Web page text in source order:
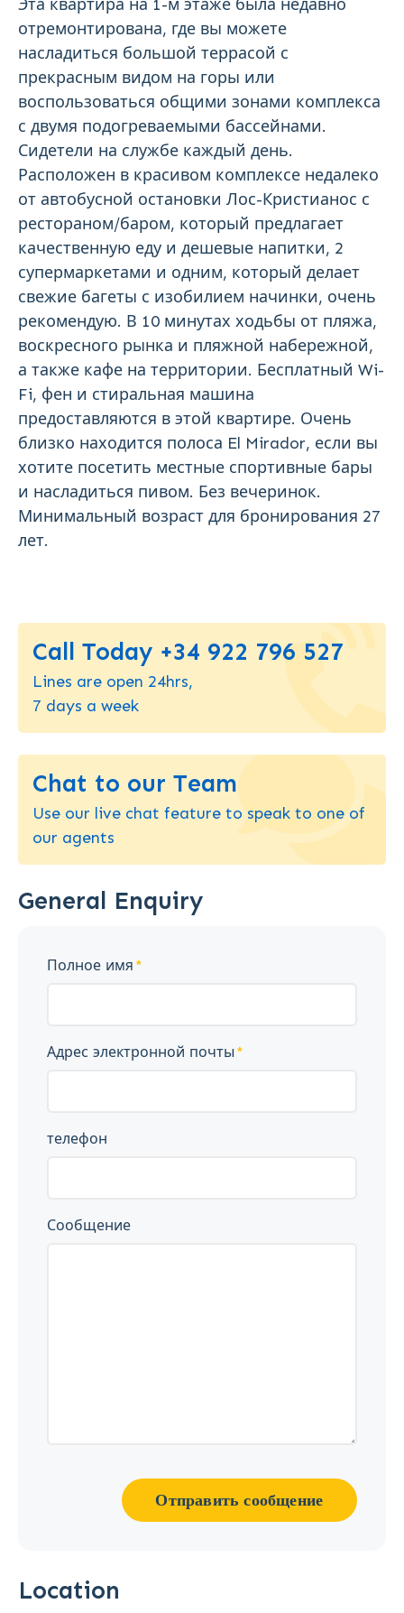
Эта квартира на 1-м этаже была недавно
отремонтирована, где вы можете
насладиться большой террасой с
прекрасным видом на горы или
воспользоваться общими зонами комплекса
с двумя подогреваемыми бассейнами.
Сидетели на службе каждый день.
Расположен в красивом комплексе недалеко
от автобусной остановки Лос-Кристианос с
рестораном/баром, который предлагает
качественную еду и дешевые напитки, 2
супермаркетами и одним, который делает
свежие багеты с изобилием начинки, очень
рекомендую. В 10 минутах ходьбы от пляжа,
воскресного рынка и пляжной набережной,
а также кафе на территории. Бесплатный Wi-
Fi, фен и стиральная машина
предоставляются в этой квартире. Очень
близко находится полоса El Mirador, если вы
хотите посетить местные спортивные бары
и насладиться пивом. Без вечеринок.
Минимальный возраст для бронирования 27
лет.
Call Today +34 922 796 527
Lines are open 24hrs,
7 days a week
Chat to our Team
Use our live chat feature to speak to one of
our agents
General Enquiry
Полное имя
Адрес электронной почты
телефон
Сообщение
Отправить сообщение
Location